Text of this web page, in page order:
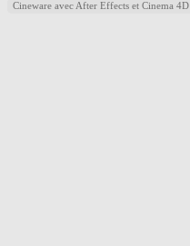
Cineware avec After Effects et Cinema 4D